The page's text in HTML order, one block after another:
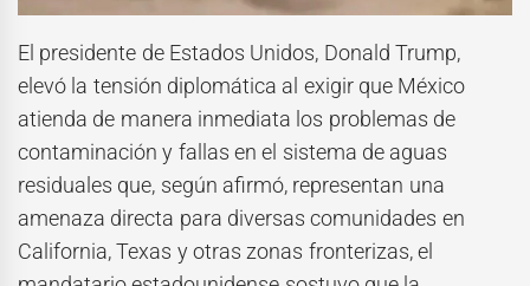
El presidente de Estados Unidos, Donald Trump,
elevó la tensión diplomática al exigir que México
atienda de manera inmediata los problemas de
contaminación y fallas en el sistema de aguas
residuales que, según afirmó, representan una
amenaza directa para diversas comunidades en
California, Texas y otras zonas fronterizas, el